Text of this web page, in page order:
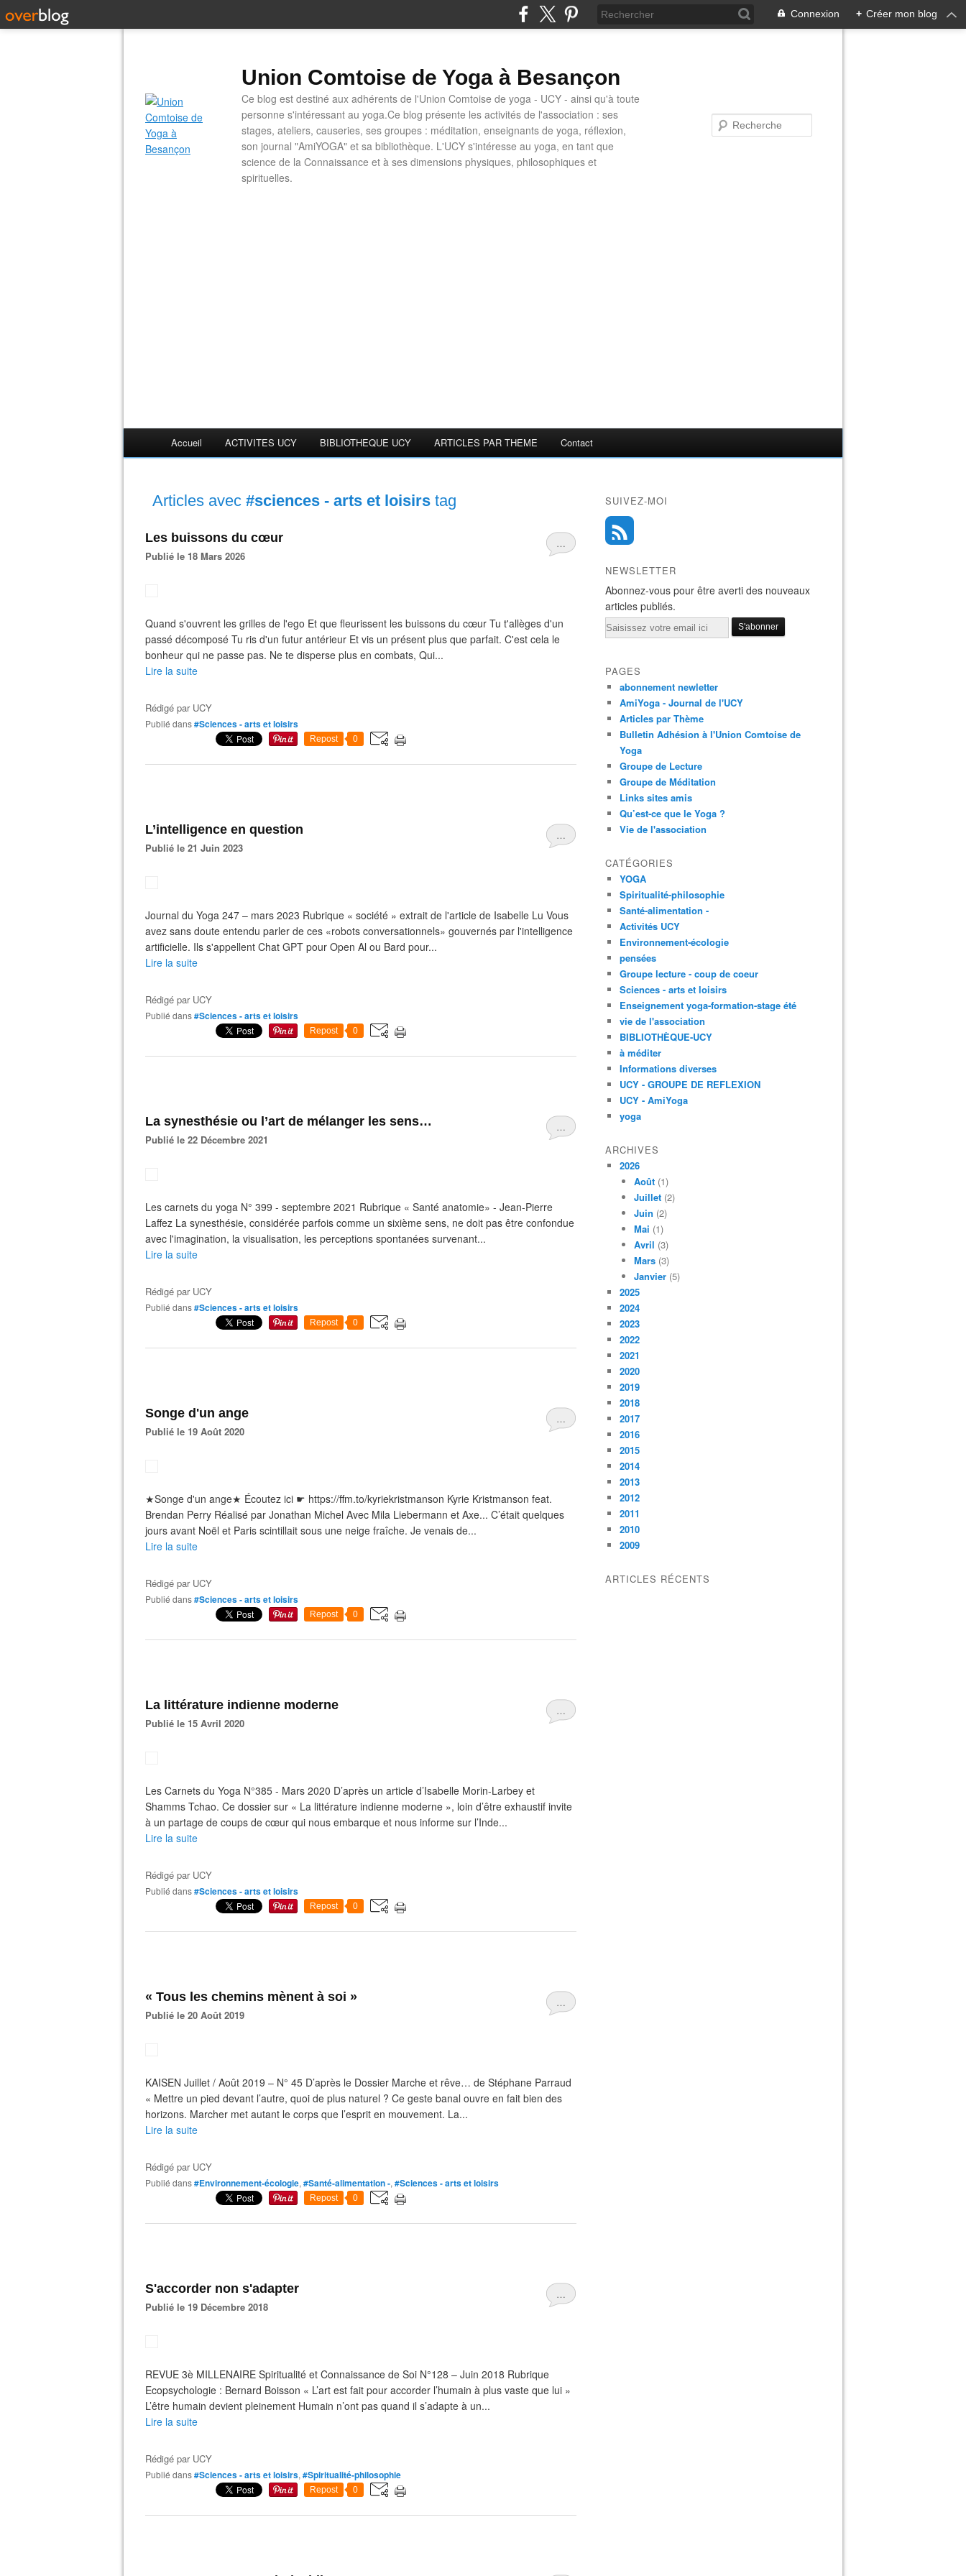
Connexion + Créer mon blog
Union Comtoise de Yoga à Besançon
Ce blog est destiné aux adhérents de l'Union Comtoise de yoga - UCY - ainsi qu'à toute
personne s'intéressant au yoga.Ce blog présente les activités de l'association : ses
stages, ateliers, causeries, ses groupes : méditation, enseignants de yoga, réflexion,
son journal "AmiYOGA" et sa bibliothèque. L'UCY s'intéresse au yoga, en tant que
science de la Connaissance et à ses dimensions physiques, philosophiques et
spirituelles.
Accueil ACTIVITES UCY BIBLIOTHEQUE UCY ARTICLES PAR THEME Contact
Articles avec #sciences - arts et loisirs tag
…
Les buissons du cœur
Publié le 18 Mars 2026
Quand s'ouvrent les grilles de l'ego Et que fleurissent les buissons du cœur Tu t'allèges d'un
passé décomposé Tu ris d'un futur antérieur Et vis un présent plus que parfait. C'est cela le
bonheur qui ne passe pas. Ne te disperse plus en combats, Qui...
Lire la suite
Rédigé par UCY
Publié dans#Sciences - arts et loisirs
Repost 0
…
L’intelligence en question
Publié le 21 Juin 2023
Journal du Yoga 247 – mars 2023 Rubrique « société » extrait de l'article de Isabelle Lu Vous
avez sans doute entendu parler de ces «robots conversationnels» gouvernés par l'intelligence
artificielle. Ils s'appellent Chat GPT pour Open Al ou Bard pour...
Lire la suite
Rédigé par UCY
Publié dans#Sciences - arts et loisirs
Repost 0
…
La synesthésie ou l’art de mélanger les sens…
Publié le 22 Décembre 2021
Les carnets du yoga N° 399 - septembre 2021 Rubrique « Santé anatomie» - Jean-Pierre
Laffez La synesthésie, considérée parfois comme un sixième sens, ne doit pas être confondue
avec l'imagination, la visualisation, les perceptions spontanées survenant...
Lire la suite
Rédigé par UCY
Publié dans#Sciences - arts et loisirs
Repost 0
…
Songe d'un ange
Publié le 19 Août 2020
★Songe d'un ange★ Écoutez ici ☛ https://ffm.to/kyriekristmanson Kyrie Kristmanson feat.
Brendan Perry Réalisé par Jonathan Michel Avec Mila Liebermann et Axe... C’était quelques
jours avant Noël et Paris scintillait sous une neige fraîche. Je venais de...
Lire la suite
Rédigé par UCY
Publié dans#Sciences - arts et loisirs
Repost 0
…
La littérature indienne moderne
Publié le 15 Avril 2020
Les Carnets du Yoga N°385 - Mars 2020 D’après un article d’Isabelle Morin-Larbey et
Shamms Tchao. Ce dossier sur « La littérature indienne moderne », loin d’être exhaustif invite
à un partage de coups de cœur qui nous embarque et nous informe sur l’Inde...
Lire la suite
Rédigé par UCY
Publié dans#Sciences - arts et loisirs
Repost 0
…
« Tous les chemins mènent à soi »
Publié le 20 Août 2019
KAISEN Juillet / Août 2019 – N° 45 D’après le Dossier Marche et rêve… de Stéphane Parraud
« Mettre un pied devant l’autre, quoi de plus naturel ? Ce geste banal ouvre en fait bien des
horizons. Marcher met autant le corps que l’esprit en mouvement. La...
Lire la suite
Rédigé par UCY
Publié dans#Environnement-écologie, #Santé-alimentation -, #Sciences - arts et loisirs
Repost 0
…
S'accorder non s'adapter
Publié le 19 Décembre 2018
REVUE 3è MILLENAIRE Spiritualité et Connaissance de Soi N°128 – Juin 2018 Rubrique
Ecopsychologie : Bernard Boisson « L’art est fait pour accorder l’humain à plus vaste que lui »
L’être humain devient pleinement Humain n’ont pas quand il s’adapte à un...
Lire la suite
Rédigé par UCY
Publié dans#Sciences - arts et loisirs, #Spiritualité-philosophie
Repost 0
SUIVEZ-MOI
NEWSLETTER
Abonnez-vous pour être averti des nouveaux
articles publiés.
Email
PAGES
abonnement newletter
AmiYoga - Journal de l'UCY
Articles par Thème
Bulletin Adhésion à l'Union Comtoise de
Yoga
Groupe de Lecture
Groupe de Méditation
Links sites amis
Qu’est-ce que le Yoga ?
Vie de l'association
CATÉGORIES
YOGA
Spiritualité-philosophie
Santé-alimentation -
Activités UCY
Environnement-écologie
pensées
Groupe lecture - coup de coeur
Sciences - arts et loisirs
Enseignement yoga-formation-stage été
vie de l'association
BIBLIOTHÈQUE-UCY
à méditer
Informations diverses
UCY - GROUPE DE REFLEXION
UCY - AmiYoga
yoga
ARCHIVES
2026
Août (1)
Juillet (2)
Juin (2)
Mai (1)
Avril (3)
Mars (3)
Janvier (5)
2025
2024
2023
2022
2021
2020
2019
2018
2017
2016
2015
2014
2013
2012
2011
2010
2009
ARTICLES RÉCENTS